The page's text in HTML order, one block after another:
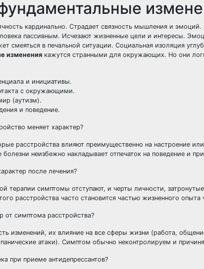
кардинально. Страдает связность мышления и
пассивным. Исчезают жизненные цели и интересы.
смеяться в печальной ситуации. Социальная изоляция
изменения кажутся странными для окружающих. Но они
и инициативы.
с окружающими.
(аутизм).
и поведение.
меняет характер?
расстройства влияют преимущественно на настроение
неизбежно накладывает отпечаток на поведение и
после лечения?
терапии симптомы отступают, и черты личности,
расстройства часто становится частью жизненного опыта
от симптома расстройства?
изменений, их влияние на все сферы жизни (работа,
атаки). Симптом обычно неконтролируем и
при приеме антидепрессантов?